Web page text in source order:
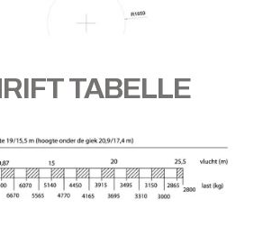
TABELLE